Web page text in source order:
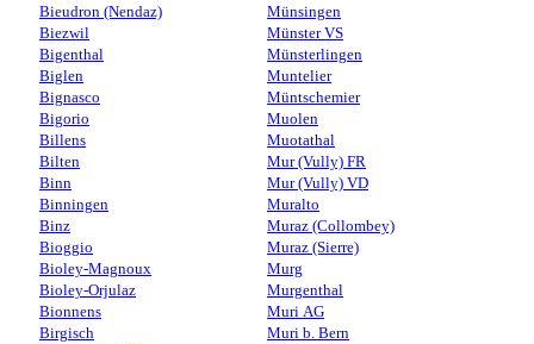
Bieudron (Nendaz)
Biezwil
Bigenthal
Biglen
Bignasco
Bigorio
Billens
Bilten
Binn
Binningen
Binz
Bioggio
Bioley-Magnoux
Bioley-Orjulaz
Bionnens
Birgisch
Münsingen
Münster VS
Münsterlingen
Muntelier
Müntschemier
Muolen
Muotathal
Mur (Vully) FR
Mur (Vully) VD
Muralto
Muraz (Collombey)
Muraz (Sierre)
Murg
Murgenthal
Muri AG
Muri b. Bern